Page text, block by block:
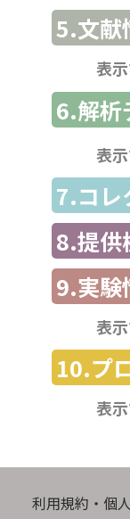
5.文献
表
6.解析
表
7.コレ
8.提供
9.実験
表
10.プ
表
利用規約・個